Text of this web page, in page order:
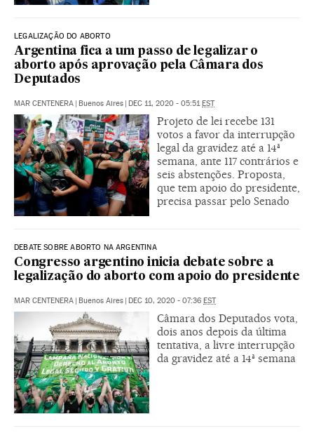
LEGALIZAÇÃO DO ABORTO
Argentina fica a um passo de legalizar o
aborto após aprovação pela Câmara dos
Deputados
MAR CENTENERA | Buenos Aires | DEC 11, 2020 - 05:51EST
Projeto de lei recebe 131
votos a favor da interrupção
legal da gravidez até a 14ª
semana, ante 117 contrários e
seis abstenções. Proposta,
que tem apoio do presidente,
precisa passar pelo Senado
DEBATE SOBRE ABORTO NA ARGENTINA
Congresso argentino inicia debate sobre a
legalização do aborto com apoio do presidente
MAR CENTENERA | Buenos Aires | DEC 10, 2020 - 07:36 EST
Câmara dos Deputados vota,
dois anos depois da última
tentativa, a livre interrupção
da gravidez até a 14ª semana